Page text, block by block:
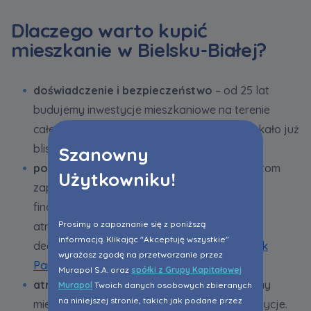
Szanowny
Użytkowniku!
Prosimy o zapoznanie się z poniższą
informacją. Klikając "Akceptuję wszystkie"
wyrażasz zgodę na przetwarzanie przez
Murapol S.A. oraz spółki z Grupy Kapitałowej
Murapol Twoich danych osobowych zbieranych
na niniejszej stronie, takich jak podane przez
Dlaczego warto kupić
mieszkanie w Bielsku-Białej?
doświadczenie i bezpieczeństwo – od 25 lat
budujemy inwestycje mieszkaniowe na terenie
całego kraju, na naszych osiedlach zamieszkało już
blisko 104,5 tys. osób,
pomoc w uzyskaniu kredytu
– naszym klientom
zapewniamy bezpłatne wsparcie doradców
finansowych oraz negocjujemy z bankami
atrakcyjne warunki związane z pozyskaniem
decyzji kredytowej w ramach programu
Bank
Partner Murapol
atrakcyjna lokalizacja – starannie dobieramy
miejsca, w których położone są nasze inwestycje.